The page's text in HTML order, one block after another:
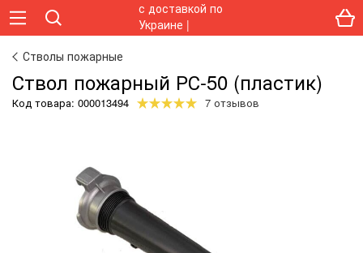
Стволы пожарные
Ствол пожарный РС-50 (пластик)
Код товара: 000013494 7 отзывов